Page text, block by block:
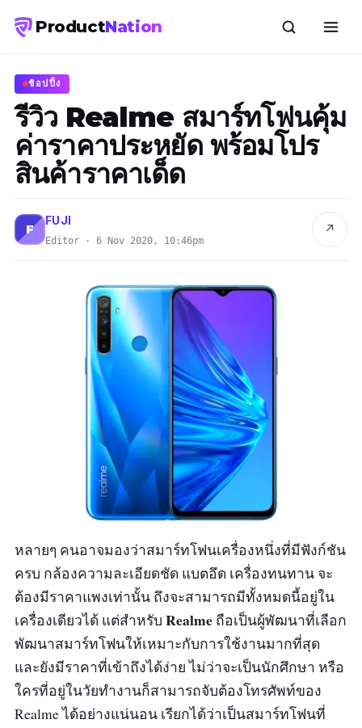
ProductNation
ช้อปปิ้ง
รีวิว Realme สมาร์ทโฟนคุ้ม
ค่าราคาประหยัด พร้อมโปร
สินค้าราคาเด็ด
F
FUJI
Editor · 6 Nov 2020, 10:46pm
↗
หลายๆ คนอาจมองว่าสมาร์ทโฟนเครื่องหนึ่งที่มีฟังก์ชัน
ครบ กล้องความละเอียดชัด แบตอึด เครื่องทนทาน จะ
ต้องมีราคาแพงเท่านั้น ถึงจะสามารถมีทั้งหมดนี้อยู่ใน
เครื่องเดียวได้ แต่สำหรับ Realme ถือเป็นผู้พัฒนาที่เลือก
พัฒนาสมาร์ทโฟนให้เหมาะกับการใช้งานมากที่สุด
และยังมีราคาที่เข้าถึงได้ง่าย ไม่ว่าจะเป็นนักศึกษา หรือ
ใครที่อยู่ในวัยทำงานก็สามารถจับต้องโทรศัพท์ของ
Realme ได้อย่างแน่นอน เรียกได้ว่าเป็นสมาร์ทโฟนที่